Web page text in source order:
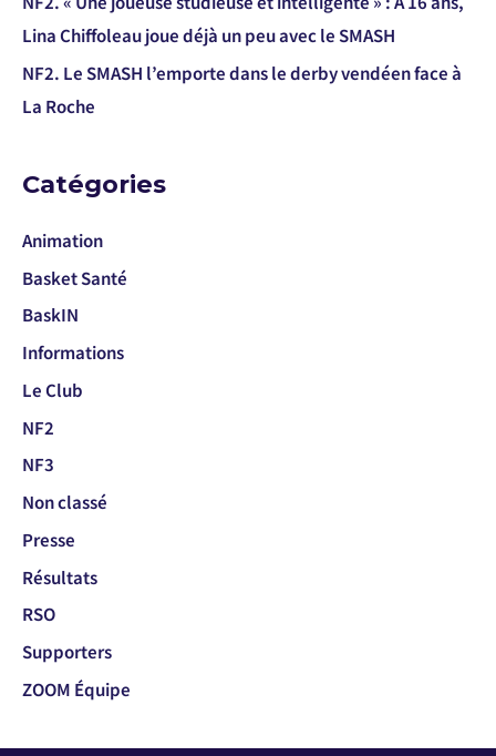
Lina Chiffoleau joue déjà un peu avec le SMASH
NF2. Le SMASH l’emporte dans le derby vendéen face à
La Roche
Catégories
Animation
Basket Santé
BaskIN
Informations
Le Club
NF2
NF3
Non classé
Presse
Résultats
RSO
Supporters
ZOOM Équipe